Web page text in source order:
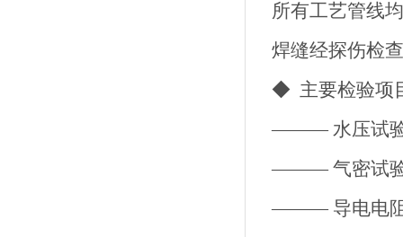
所有工艺管
焊缝经探伤
◆ 主
———
———
——— 导